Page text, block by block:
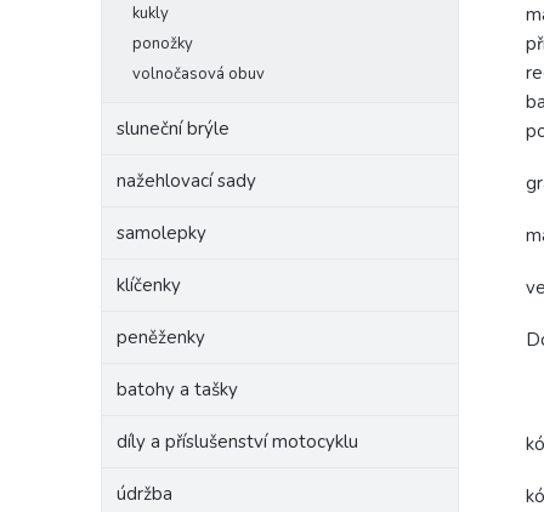
kukly
ponožky
volnočasová obuv
sluneční brýle
nažehlovací sady
samolepky
klíčenky
peněženky
batohy a tašky
díly a příslušenství motocyklu
údržba